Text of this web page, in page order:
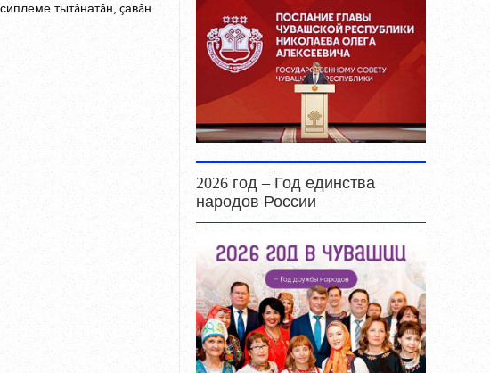
тытăнатăн, çавăн
2026 год – Год единства
народов России